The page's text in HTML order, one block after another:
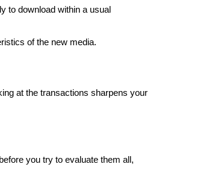
gestures.
to download within a usual
of the new media.
at the transactions sharpens your
you try to evaluate them all,